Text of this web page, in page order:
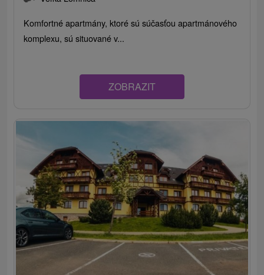
Komfortné apartmány, ktoré sú súčasťou apartmánového
komplexu, sú situované v...
ZOBRAZIT